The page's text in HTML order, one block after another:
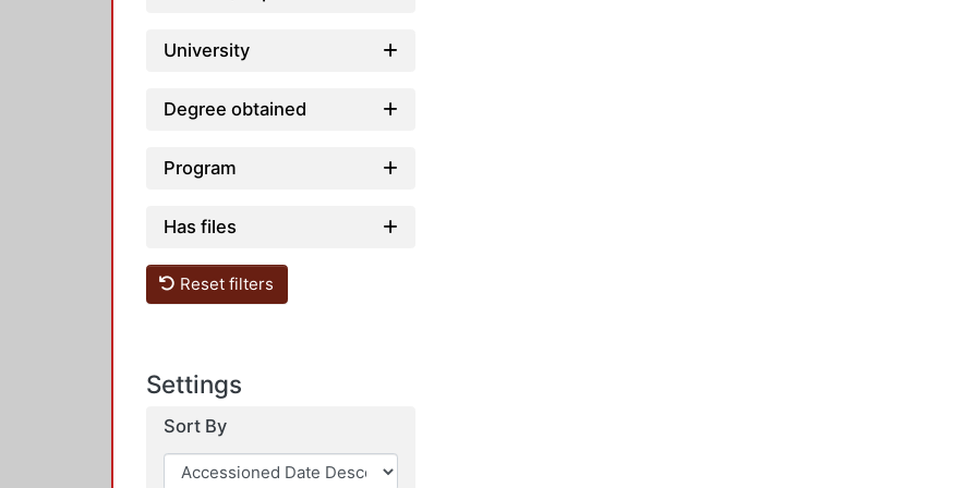
University
Degree obtained
Program
Has files
Reset filters
Settings
Sort By